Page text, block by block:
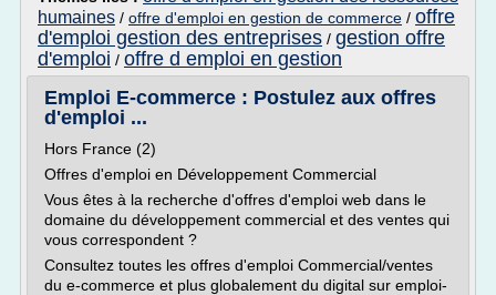
humaines / offre d'emploi en gestion de commerce / offre
d'emploi gestion des entreprises / gestion offre
d'emploi / offre d emploi en gestion
Emploi E-commerce : Postulez aux offres
d'emploi ...
Hors France (2)
Offres d'emploi en Développement Commercial
Vous êtes à la recherche d'offres d'emploi web dans le
domaine du développement commercial et des ventes qui
vous correspondent ?
Consultez toutes les offres d'emploi Commercial/ventes
du e-commerce et plus globalement du digital sur emploi-